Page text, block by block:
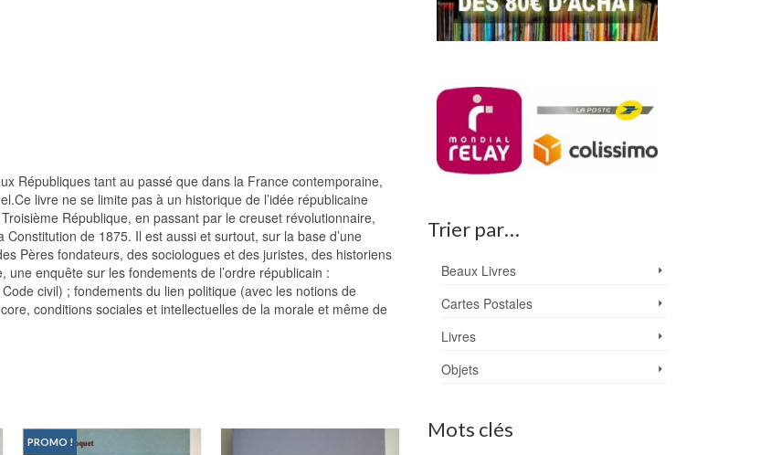
Républiques tant au passé que dans la France contemporaine,
livre ne se limite pas à un historique de l’idée républicaine
République, en passant par le creuset révolutionnaire,
de 1875. Il est aussi et surtout, sur la base d’une
Pères fondateurs, des sociologues et des juristes, des historiens
enquête sur les fondements de l’ordre républicain :
civil) ; fondements du lien politique (avec les notions de
conditions sociales et intellectuelles de la morale et même de
PROMO !
Trier par…
Beaux Livres
Cartes Postales
Livres
Objets
Mots clés